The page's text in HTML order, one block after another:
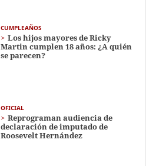
CUMPLEAÑOS
Los hijos mayores de Ricky
Martin cumplen 18 años: ¿A quién
se parecen?
OFICIAL
Reprograman audiencia de
declaración de imputado de
Roosevelt Hernández